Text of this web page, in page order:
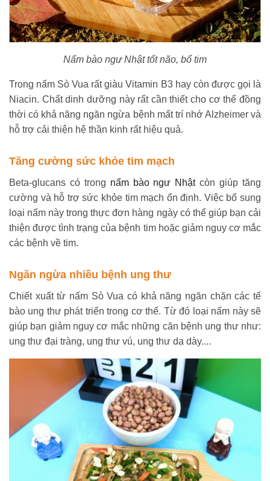
Nấm bào ngư Nhật tốt não, bổ tim
Trong nấm Sò Vua rất giàu Vitamin B3 hay còn được gọi là
Niacin. Chất dinh dưỡng này rất cần thiết cho cơ thể đồng
thời có khả năng ngăn ngừa bệnh mất trí nhớ Alzheimer và
hỗ trợ cải thiện hệ thần kinh rất hiệu quả.
Tăng cường sức khỏe tim mạch
Beta-glucans có trong nấm bào ngư Nhậtcòn giúp tăng
cường và hỗ trợ sức khỏe tim mạch ổn định. Việc bổ sung
loại nấm này trong thực đơn hàng ngày có thể giúp bạn cải
thiện được tình trạng của bệnh tim hoặc giảm nguy cơ mắc
các bệnh về tim.
Ngăn ngừa nhiều bệnh ung thư
Chiết xuất từ nấm Sò Vua có khả năng ngăn chặn các tế
bào ung thư phát triển trong cơ thể. Từ đó loại nấm này sẽ
giúp bạn giảm nguy cơ mắc những căn bệnh ung thư như:
ung thư đại tràng, ung thư vú, ung thư dạ dày....